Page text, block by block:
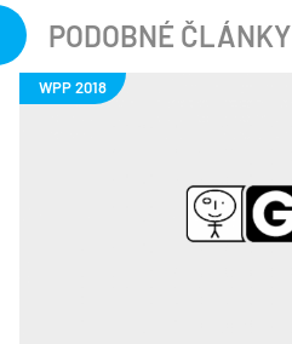
PODOBNÉ ČLÁNKY